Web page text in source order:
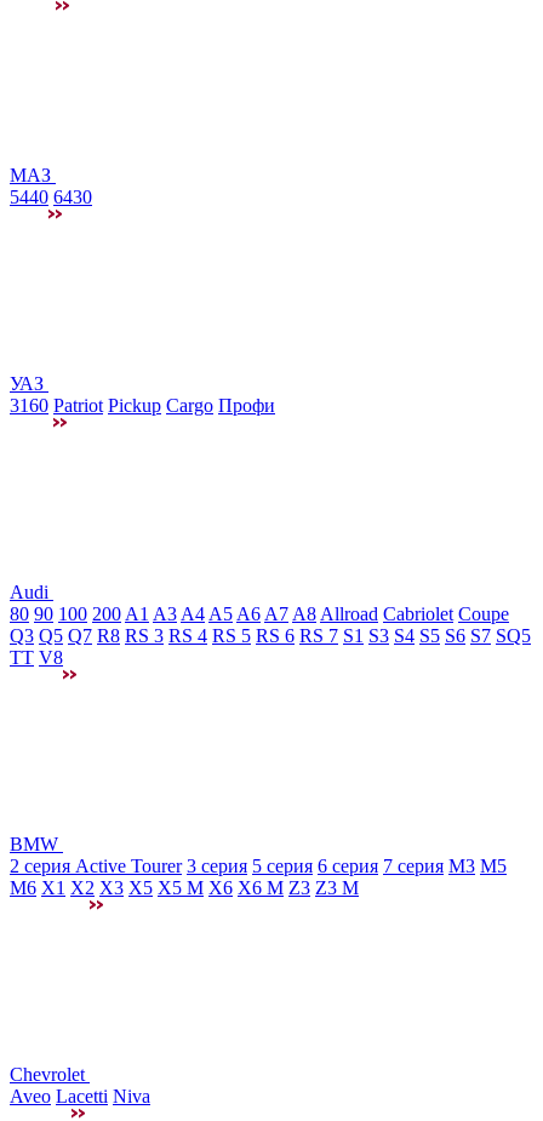
МАЗ
5440 6430
УАЗ
3160 Patriot Pickup Cargo Профи
Audi
80 90 100 200 A1 A3 A4 A5 A6 A7 A8 Allroad Cabriolet Coupe
Q3 Q5 Q7 R8 RS 3 RS 4 RS 5 RS 6 RS 7 S1 S3 S4 S5 S6 S7 SQ5
TT V8
BMW
2 серия Active Tourer 3 серия 5 серия 6 серия 7 серия M3 М5
M6 X1 X2 X3 X5 X5 M X6 X6 M Z3 Z3 M
Chevrolet
Aveo Lacetti Niva